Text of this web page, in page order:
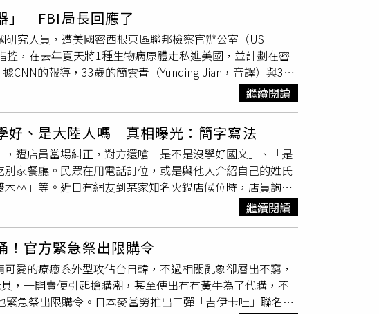
開始，傅女的行為開始變本加厲。根據判決書，傅女不斷
顯示號碼的電話連續撥打無聲電話騷繞他，又利用雙方曾
銀行、Apple ID的設定，還會幫周男叫外送，並在他門口
，傅女還曾連續操作網路銀行，「95次」匯款1元給周
有男女之情」、「我恨你但不怪你」等字句。傅女種種瘋
神疑鬼懷疑「門外有人」，出門時也時常懷疑是否有人跟
擾罪》將傅女提起公訴。在法庭上，傅女向法官坦承做出
老闆，所謂的喜歡「只是當時喜歡種植植物，不是男女之
台南地院今年4月一審認定傅女行為已造成周男困擾，且
科罰金；傅女不服提出上訴，二審市前審結，台南高分院
」 FBI局長回應了
究人員，遭美國密西根東區聯邦檢察官辦公室（US
，在去年夏天將1種生物病原體走私進美國，並計劃在密
CNN的報導，33歲的簡雲青（Yunqing Jian，音譯）與34
察官辦公室指控共謀犯罪、走私貨物入境、虛假陳述及簽
acuminatum）的真菌。對此，美國司法部長邦迪
就是保護美國人民的安全，防範可能對我們造成傷害的敵對
谷鐮刀菌被描述為「1種潛在的農業恐怖主義武器」，可
導致數十億美元的經濟損失。宣誓書補充：「禾谷鐮刀菌
系統造成缺陷。」這份長達25頁的宣誓書並未指控2名被
質受到限制，卻故意將其藏匿在背包中的1團紙巾裡。前
）在接受CNN訪問時表示：「這類走私行為其實非常
料從美國帶出，而非帶入。」儘管如此，哈文示警，像禾
意，只要發生錯誤、事故或洩漏，都可能帶來災難性後
部分中國留學生的簽證。根據美國國務卿盧比奧（Marco
黨（CCP）有關聯，或是在關鍵領域進行研究的學生。川
「與中共官員協同進行培訓，破壞美國國家安全。」美國
位共和黨國會委員會主席的質詢，指出哈佛主辦的一系列
繼續閱讀
好、是大陸人嗎 真相曝光：簡字寫法
遭店員當場糾正，對方還嗆「是不是沒學好國文」、「是
家餐廳。民眾在用電話訂位，或是與他人介紹自己的姓氏
林」等。近日有網友到某家知名火鍋店候位時，店員詢問
示不解，再度詢問網友姓什麼，網友再次解釋「口天
，在紙上寫下
種」，網友最後也氣得直接取消訂位，改吃別家餐廳。
圖／截取自百度百科）網友事後回想當時店員為何會問
口天「吴」。對此就有其他網友指出，「吳」的繁體字寫
「其實不管『口天吳』到底正不正確，而是這位店員的態
繼續閱讀
！官方緊急祭出限購令
愛的療癒系外型攻佔台日韓，不過相關亂象卻層出不窮，
，一開賣便引起搶購潮，甚至傳出有有黃牛為了代購，不
急祭出限購令。日本麥當勞推出三彈「吉伊卡哇」聯名玩